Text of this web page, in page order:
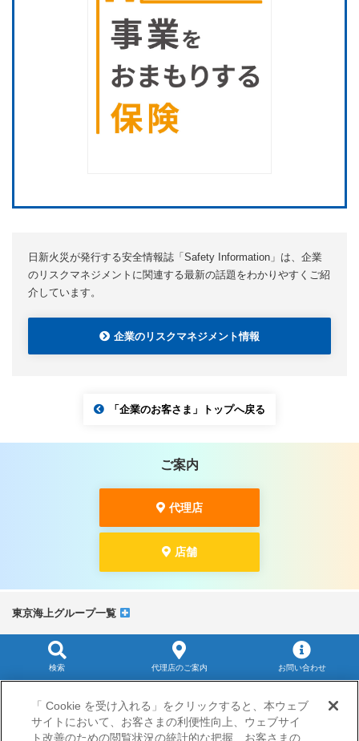
日新火災が発行する安全情報誌「Safety Information」は、企業
のリスクマネジメントに関連する最新の話題をわかりやすくご紹
介しています。
企業のリスクマネジメント情報
「企業のお客さま」トップへ戻る
ご案内
代理店
店舗
東京海上グループ一覧
検索 代理店のご案内 お問い合わせ
サイトマップ
当サイトのご利用にあたって
勧誘方針
「 Cookie を受け入れる」をクリックすると、本ウェブ
サイトにおいて、お客さまの利便性向上、ウェブサイ
ト改善のための閲覧状況の統計的な把握、お客さまの